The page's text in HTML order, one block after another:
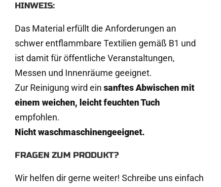
HINWEIS:
Das Material erfüllt die Anforderungen an
schwer entflammbare Textilien gemäß B1 und
ist damit für öffentliche Veranstaltungen,
Messen und Innenräume geeignet.
Zur Reinigung wird ein sanftes Abwischen mit
einem weichen, leicht feuchten Tuch
empfohlen.
Nicht waschmaschinengeeignet.
FRAGEN ZUM PRODUKT?
Wir helfen dir gerne weiter! Schreibe uns einfach